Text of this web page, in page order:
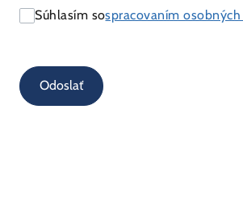
Súhlasím sospracovaním
Odoslať